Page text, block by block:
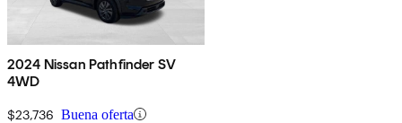
2024 Nissan Pathfinder SV
4WD
$23,736 Buena oferta